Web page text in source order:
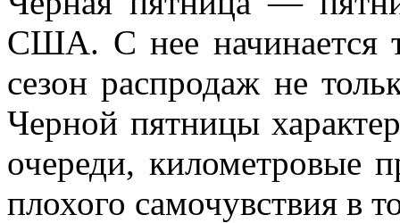
США. С нее начинается
сезон распродаж не
Черной пятницы
очереди, километровые
плохого самочувствия в